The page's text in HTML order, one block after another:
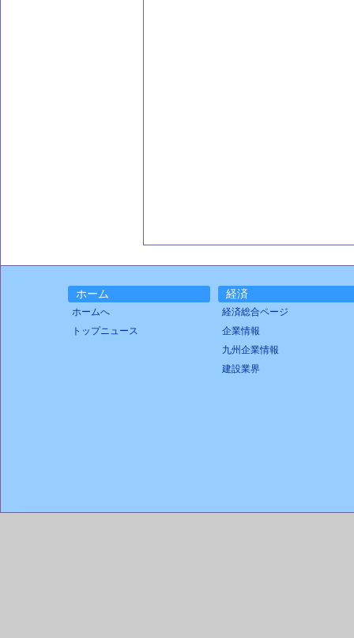
ホーム
ホームへ
トップニュース
経済
経済総合ページ
企業情報
九州企業情報
建設業界